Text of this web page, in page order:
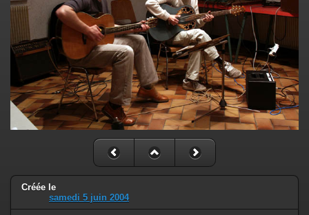
Créée le
samedi 5 juin 2004